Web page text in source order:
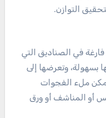
التوازن.
في الصناديق التي
بسهولة، وتعرضها إلى
ملء الفجوات
أو المناشف أو ورق